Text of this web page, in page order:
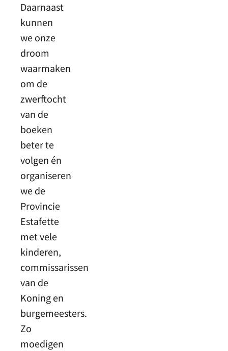
Daarnaast
kunnen
we onze
droom
waarmaken
om de
zwerftocht
van de
boeken
beter te
volgen én
organiseren
we de
Provincie
Estafette
met vele
kinderen,
commissarissen
van de
Koning en
burgemeesters.
Zo
moedigen